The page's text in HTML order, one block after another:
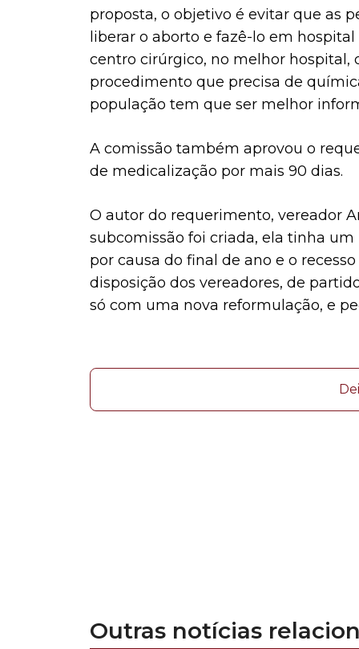
proposta, o objetivo é evitar que as
liberar o aborto e fazê-lo em
centro cirúrgico, no melhor
procedimento que precisa de
população tem que ser melhor
A comissão também aprovou o
de medicalização por mais 90 dias.
O autor do requerimento, vereador
subcomissão foi criada, ela tinha
por causa do final de ano e o
disposição dos vereadores, de
só com uma nova reformulação, e
Outras notícias